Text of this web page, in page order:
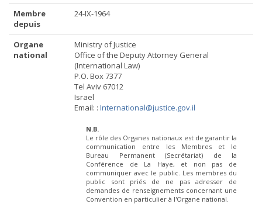
Membre
depuis
24-IX-1964
Organe
national
Ministry of Justice
Office of the Deputy Attorney General
(International Law)
P.O. Box 7377
Tel Aviv 67012
Israel
Email: : International@justice.gov.il
N.B.
Le rôle des Organes nationaux est de garantir la
communication entre les Membres et le
Bureau Permanent (Secrétariat) de la
Conférence de La Haye, et non pas de
communiquer avec le public. Les membres du
public sont priés de ne pas adresser de
demandes de renseignements concernant une
Convention en particulier à l'Organe national.